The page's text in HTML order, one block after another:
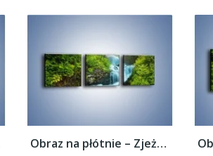
Obraz na płótnie – Zjeżdżalnia z wodospadu...